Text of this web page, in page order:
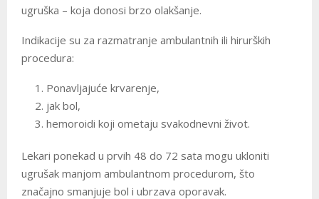
ugruška – koja donosi brzo olakšanje.
Indikacije su za razmatranje ambulantnih ili hirurških
procedura:
Ponavljajuće krvarenje,
jak bol,
hemoroidi koji ometaju svakodnevni život.
Lekari ponekad u prvih 48 do 72 sata mogu ukloniti
ugrušak manjom ambulantnom procedurom, što
značajno smanjuje bol i ubrzava oporavak.